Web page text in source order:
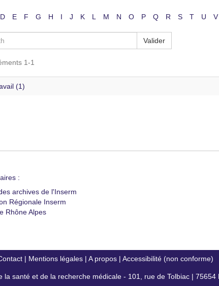
D E F G H I J K L M N O P Q R S T U V
Valider
1-1
(1)
:
archives de l'Inserm
Régionale Inserm
Rhône Alpes
| Mentions légales| A propos| Accessibilité (non conforme)
la santé et de la recherche médicale - 101, rue de Tolbiac | 75654